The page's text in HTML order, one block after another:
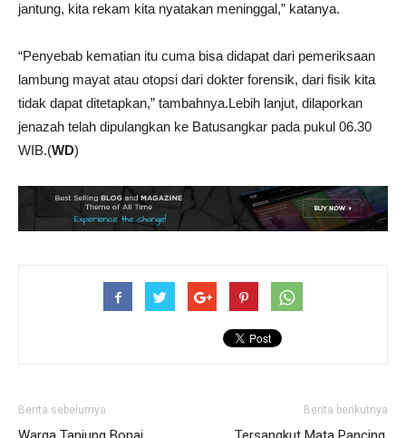
jantung, kita rekam kita nyatakan meninggal,” katanya.
“Penyebab kematian itu cuma bisa didapat dari pemeriksaan
lambung mayat atau otopsi dari dokter forensik, dari fisik kita
tidak dapat ditetapkan,” tambahnya.Lebih lanjut, dilaporkan
jenazah telah dipulangkan ke Batusangkar pada pukul 06.30
WIB.(WD)
Berita sebelumya Berita berikutnya